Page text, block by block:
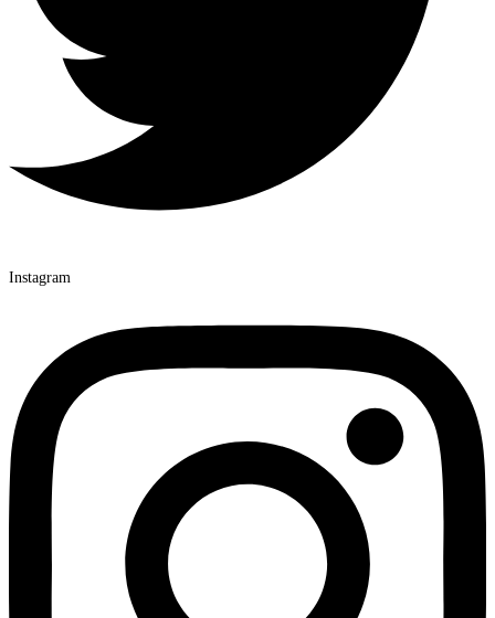
Instagram